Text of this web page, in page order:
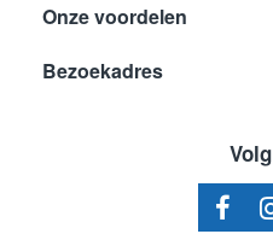
Onze voordelen
Bezoekadres